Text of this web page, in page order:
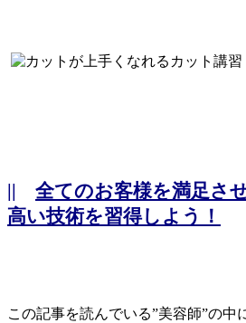
|| 全てのお客様を満足さ
高い技術を習得しよう！
この記事を読んでいる”美容師”の中